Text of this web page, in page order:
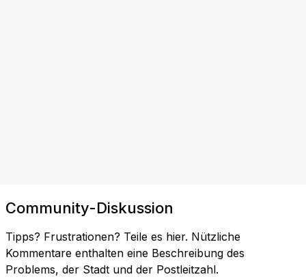
Community-Diskussion
Tipps? Frustrationen? Teile es hier. Nützliche
Kommentare enthalten eine Beschreibung des
Problems, der Stadt und der Postleitzahl.